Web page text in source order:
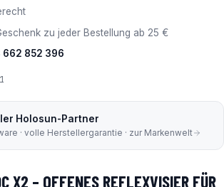
zu jeder Bestellung ab 25 €
662 852 396
Holosun-Partner
· volle Herstellergarantie · zur Markenwelt
X2 – OFFENES REFLEXVISIER FÜR